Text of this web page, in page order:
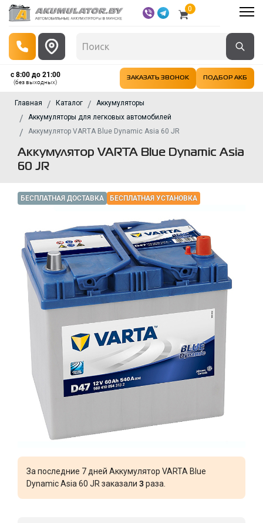
0
с 8:00 до 21:00
(без выходных)
ЗАКАЗАТЬ ЗВОНОК ПОДБОР АКБ
Главная Каталог
Аккумуляторы
Аккумуляторы для легковых автомобилей
Аккумулятор VARTA Blue Dynamic Asia 60 JR
Аккумулятор VARTA Blue Dynamic Asia
60 JR
БЕСПЛАТНАЯ ДОСТАВКА БЕСПЛАТНАЯ УСТАНОВКА
За последние 7 дней Аккумулятор VARTA Blue
Dynamic Asia 60 JR заказали 3раза.